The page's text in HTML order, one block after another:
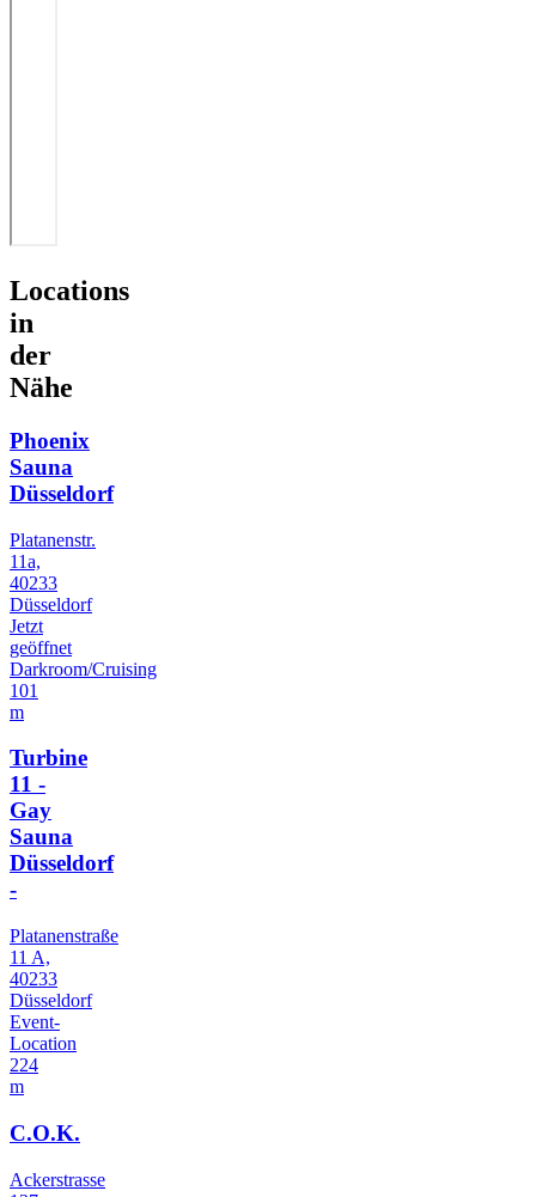
Locations
in
der
Nähe
Phoenix
Sauna
Düsseldorf
Platanenstr.
11a,
40233
Düsseldorf
Jetzt
geöffnet
Darkroom/Cruising
101
m
Turbine
11 -
Gay
Sauna
Düsseldorf
-
Platanenstraße
11 A,
40233
Düsseldorf
Event-
Location
224
m
C.O.K.
Ackerstrasse